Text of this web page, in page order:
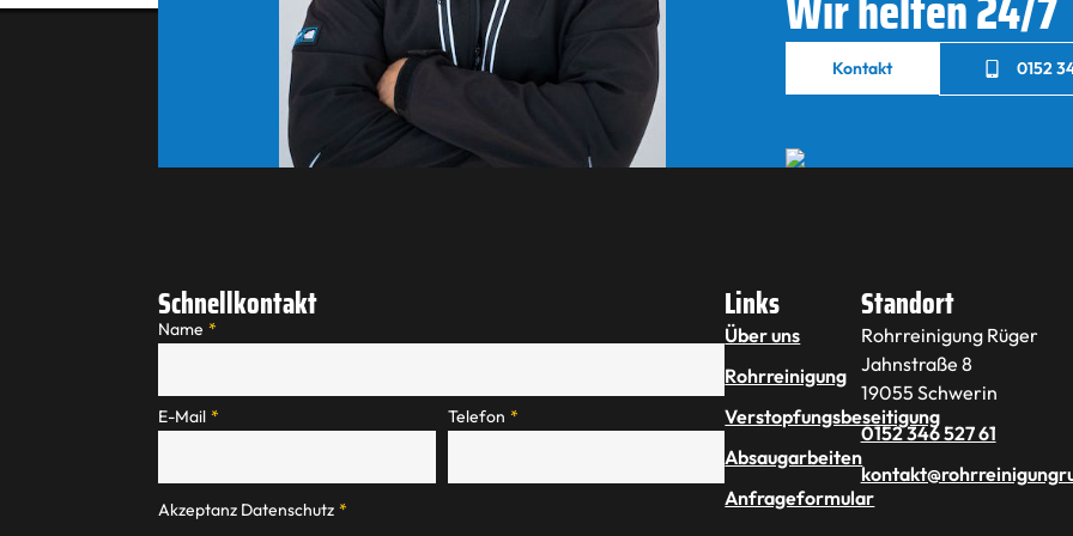
Kontakt 0152
Schnellkontakt
Name *
E-Mail * Telefon *
Akzeptanz Datenschutz *
Links
Über uns
Rohrreinigung
Verstopfungsbeseitigung
Absaugarbeiten
Anfrageformular
Standort
Rohrreinigung Rüger
Jahnstraße 8
19055 Schwerin
0152 346 527 61